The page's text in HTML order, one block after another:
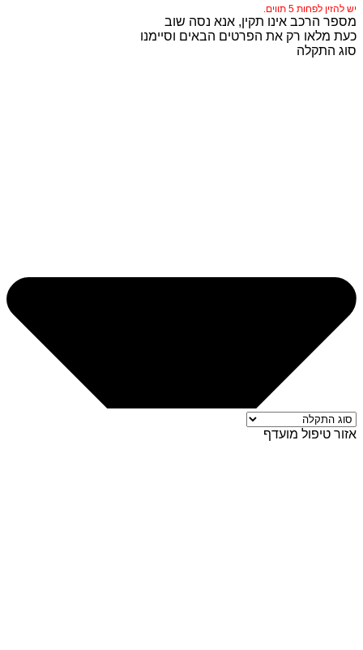
יש להזין לפחות 5 תווים.
מספר הרכב אינו תקין, אנא נסה שוב
כעת מלאו רק את הפרטים הבאים וסיימנו
סוג התקלה
אזור טיפול מועדף